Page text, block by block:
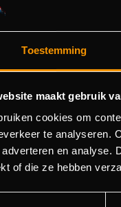
Toestemming
maakt gebruik
cookies om
te analyseren.
adverteren en analyse.
of die ze hebben
Sorry! We